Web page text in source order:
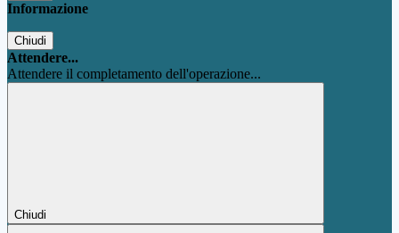
Informazione
Chiudi
Attendere...
Attendere il completamento dell'operazione...
Chiudi